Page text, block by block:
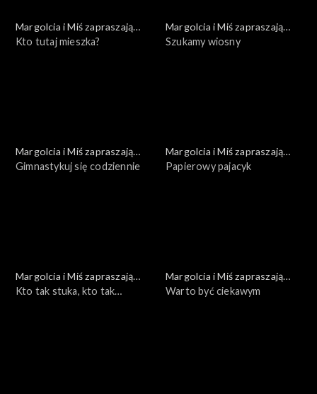
Margolcia i Miś zapraszają
dziś
Kto tutaj mieszka?
Margolcia i Miś zapraszają
dziś
Szukamy wiosny
Margolcia i Miś zapraszają
dziś
Gimnastykuj się codziennie
Margolcia i Miś zapraszają
dziś
Papierowy pajacyk
Margolcia i Miś zapraszają
dziś
Kto tak stuka, kto tak
Margolcia i Miś zapraszają
dziś
Warto być ciekawym